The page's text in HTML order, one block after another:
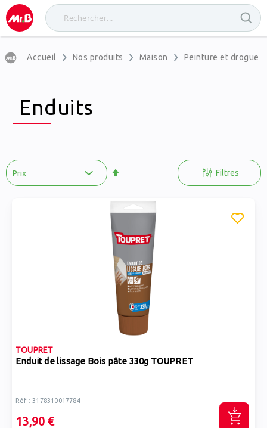
Accueil Nos produits Maison Peinture et
Enduits
Filtres
TOUPRET
Enduit de lissage Bois pâte 330g TOUPRET
Réf : 3178310017784
13,90 €